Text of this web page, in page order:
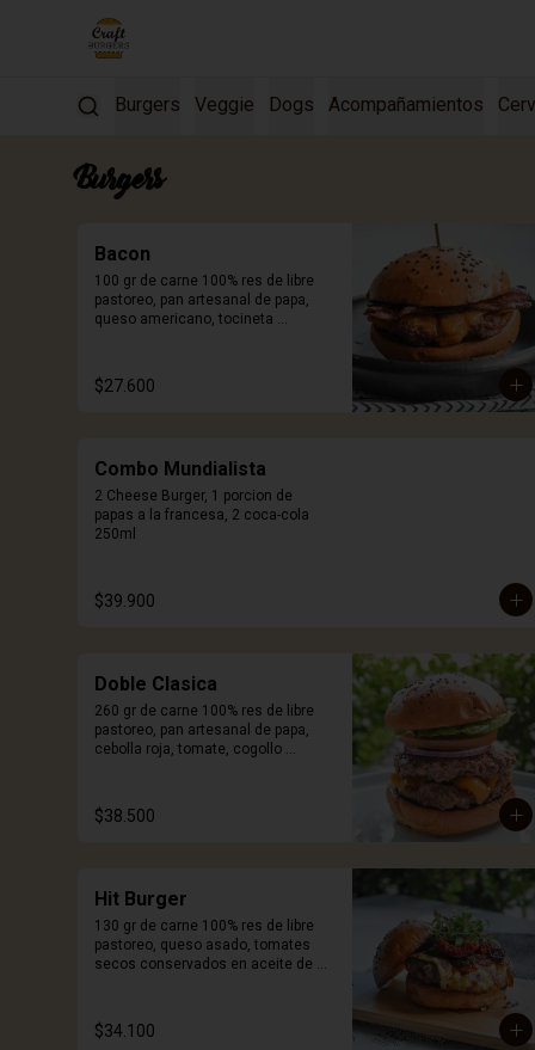
Burgers Veggie Dogs Acompañamientos
Burgers
Bacon
100 gr de carne 100% res de libre
pastoreo, pan artesanal de papa,
queso americano, tocineta
$27.600
Combo Mundialista
2 Cheese Burger, 1 porcion de
papas a la francesa, 2 coca-cola
250ml
$39.900
Doble Clasica
260 gr de carne 100% res de libre
pastoreo, pan artesanal de papa,
cebolla roja, tomate, cogollo
$38.500
Hit Burger
130 gr de carne 100% res de libre
pastoreo, queso asado, tomates
secos conservados en aceite de
remolacha, pan artesanal de papa y
salsa Craft. Incluye porcion de
$34.100